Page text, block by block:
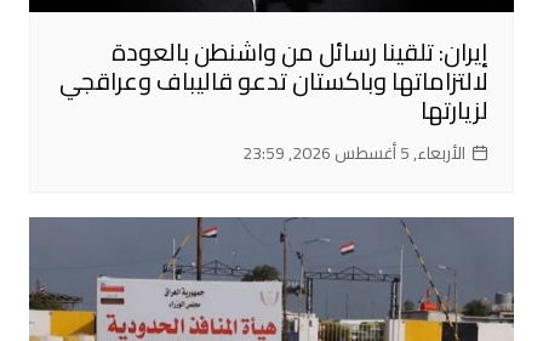
إيران: تلقينا رسائل من واشنطن بالعودة
لالتزاماتها وباكستان تدعو قاليباف وعراقجي
لزيارتها
الأربعاء, 5 أغسطس 2026, 23:59